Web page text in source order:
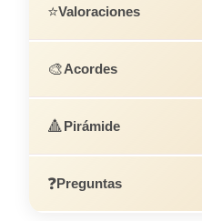
⭐Valoraciones
🎨Acordes
🔺Pirámide
❓Preguntas